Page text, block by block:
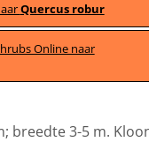
Quercus robur
Online naar
breedte 3-5 m.